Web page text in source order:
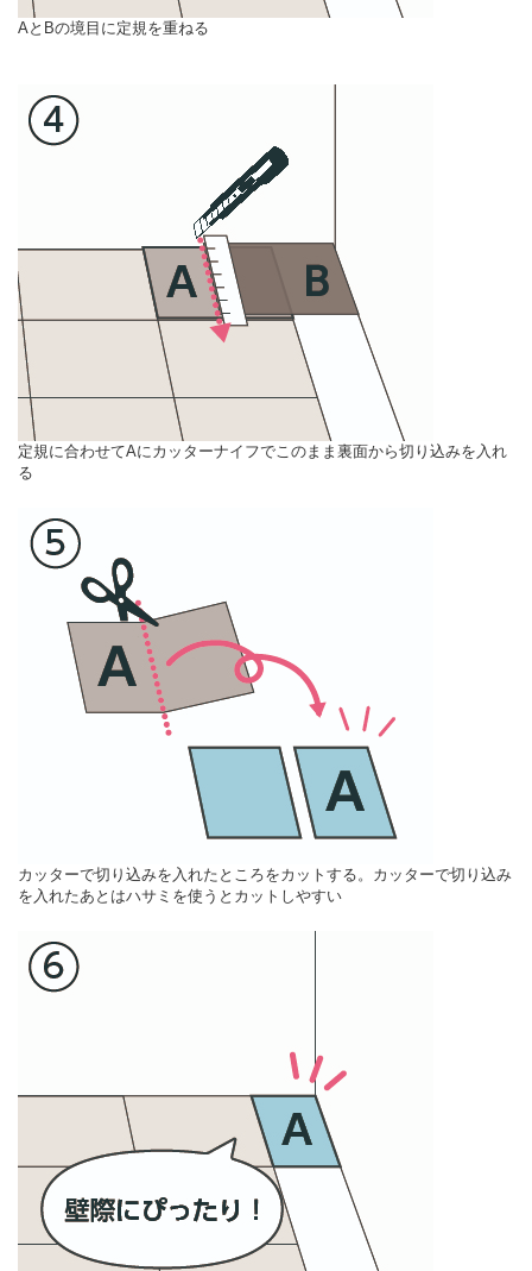
AとBの境目に定規を重ねる
定規に合わせてAにカッターナイフでこのまま裏面から切り込みを入れ
る
カッターで切り込みを入れたところをカットする。カッターで切り込み
を入れたあとはハサミを使うとカットしやすい